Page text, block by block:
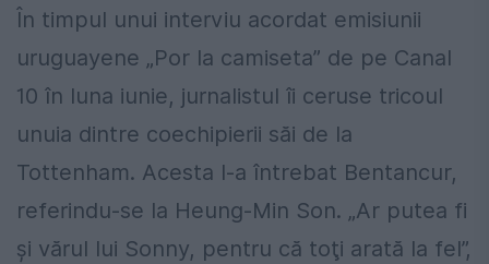
În timpul unui interviu acordat emisiunii
uruguayene „Por la camiseta” de pe Canal
10 în luna iunie, jurnalistul îi ceruse tricoul
unuia dintre coechipierii săi de la
Tottenham. Acesta l-a întrebat Bentancur,
referindu-se la Heung-Min Son. „Ar putea fi
şi vărul lui Sonny, pentru că toţi arată la fel”,